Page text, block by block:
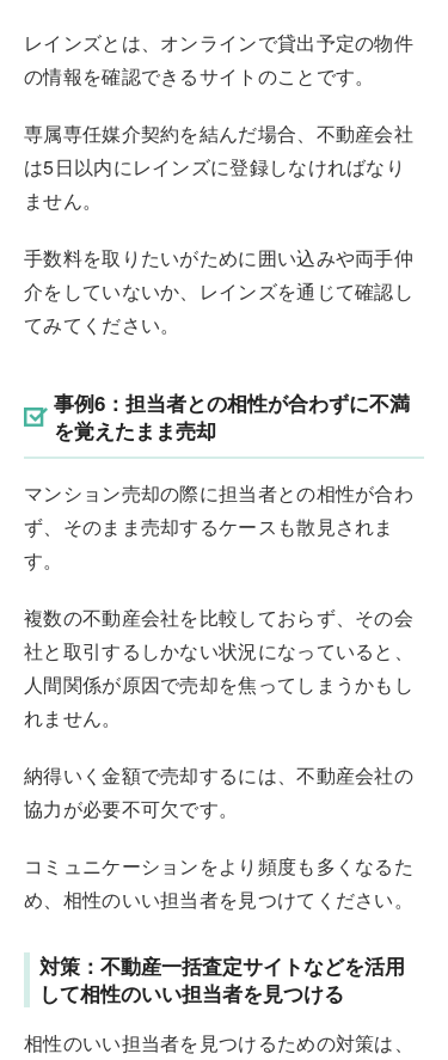
レインズとは、オンラインで貸出予定の物件
の情報を確認できるサイトのことです。
専属専任媒介契約を結んだ場合、不動産会社
は5日以内にレインズに登録しなければなり
ません。
手数料を取りたいがために囲い込みや両手仲
介をしていないか、レインズを通じて確認し
てみてください。
事例6：担当者との相性が合わずに不満
を覚えたまま売却
マンション売却の際に担当者との相性が合わ
ず、そのまま売却するケースも散見されま
す。
複数の不動産会社を比較しておらず、その会
社と取引するしかない状況になっていると、
人間関係が原因で売却を焦ってしまうかもし
れません。
納得いく金額で売却するには、不動産会社の
協力が必要不可欠です。
コミュニケーションをより頻度も多くなるた
め、相性のいい担当者を見つけてください。
対策：不動産一括査定サイトなどを活用
して相性のいい担当者を見つける
相性のいい担当者を見つけるための対策は、